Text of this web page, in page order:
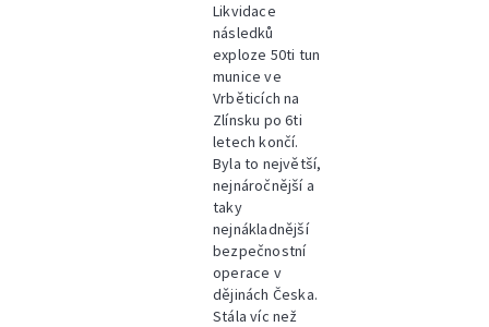
Likvidace
následků
exploze 50ti tun
munice ve
Vrběticích na
Zlínsku po 6ti
letech končí.
Byla to největší,
nejnáročnější a
taky
nejnákladnější
bezpečnostní
operace v
dějinách Česka.
Stála víc než